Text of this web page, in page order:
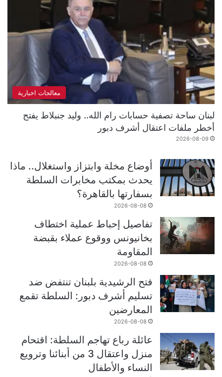
معالجات اخبارية
لبنان ساحة تصفية حسابات رام الله.. وليد جنبلاط يفتح
أخطر ملفات اعتقال أشرف دبور
2026-08-09
أوضاع مخلة وابتزاز واستغلال.. ماذا
يحدث بمكتب مخابرات السلطة
بسفارتها بالقاهرة؟
2026-08-08
تفاصيل إحباط عملية اختطاف
بخانيونس ووقوع عملاء بقبضة
المقاومة
2026-08-08
فتح الرشيدية بلبنان تنتفض ضد
تسليم أشرف دبور: السلطة تقمع
المعارضين
2026-08-08
عائلة رباع تهاجم السلطة: اقتحام
منزل واعتقال 3 من أبنائنا وترويع
النساء والأطفال